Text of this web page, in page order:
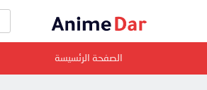
الصفحة الرئسيسة